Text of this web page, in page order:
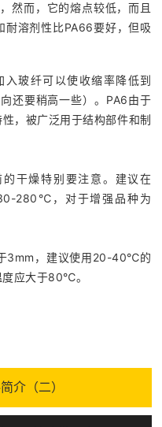
然而，它的熔点较低，而且
耐溶剂性比PA66要好，但吸
入玻纤可以使收缩率降低到
还要稍高一些）。PA6由于
，被广泛用于结构部件和制
干燥特别要注意。建议在
280℃，对于增强品种为
3mm，建议使用20-40℃的
度应大于80℃。
介（二）